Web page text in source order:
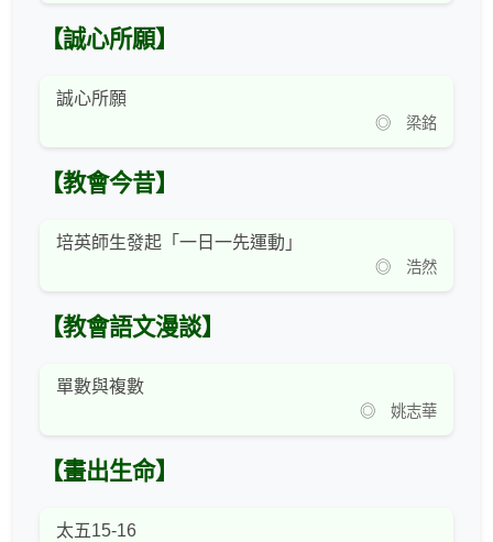
【誠心所願】
誠心所願
◎ 梁銘
【教會今昔】
培英師生發起「一日一先運動」
◎ 浩然
【教會語文漫談】
單數與複數
◎ 姚志華
【畫出生命】
太五15-16